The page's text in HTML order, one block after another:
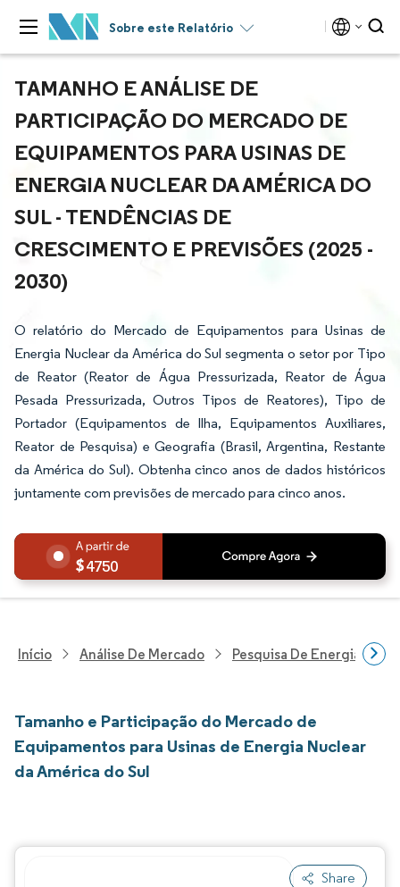
Sobre este Relatório
TAMANHO E ANÁLISE DE
PARTICIPAÇÃO DO MERCADO DE
EQUIPAMENTOS PARA USINAS DE
ENERGIA NUCLEAR DA AMÉRICA DO
SUL - TENDÊNCIAS DE
CRESCIMENTO E PREVISÕES (2025 -
2030)
O relatório do Mercado de Equipamentos para Usinas de
Energia Nuclear da América do Sul segmenta o setor por Tipo
de Reator (Reator de Água Pressurizada, Reator de Água
Pesada Pressurizada, Outros Tipos de Reatores), Tipo de
Portador (Equipamentos de Ilha, Equipamentos Auxiliares,
Reator de Pesquisa) e Geografia (Brasil, Argentina, Restante
da América do Sul). Obtenha cinco anos de dados históricos
juntamente com previsões de mercado para cinco anos.
4750
Início Análise De Mercado Pesquisa De Energia E
Tamanho e Participação do Mercado de
Equipamentos para Usinas de Energia Nuclear
da América do Sul
Share